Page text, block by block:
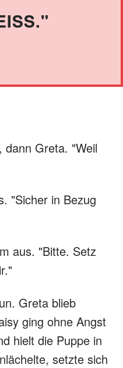
dann Greta. "Weil
"Sicher in Bezug
aus. "Bitte. Setz
Greta blieb
ging ohne Angst
hielt die Puppe in
setzte sich